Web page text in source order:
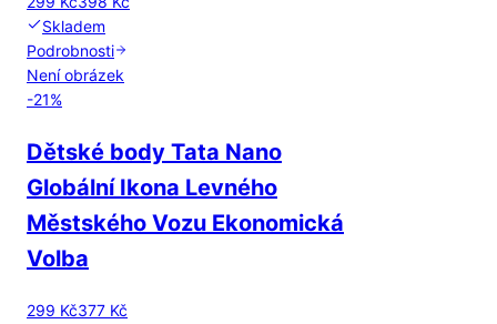
Skladem
Podrobnosti
Není obrázek
-21%
Dětské body Tata Nano
Globální Ikona Levného
Městského Vozu Ekonomická
Volba
299 Kč377 Kč